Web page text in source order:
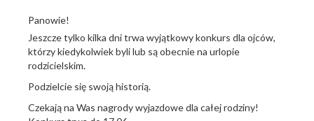
Panowie!
Jeszcze tylko kilka dni trwa wyjątkowy konkurs dla ojców,
którzy kiedykolwiek byli lub są obecnie na urlopie
rodzicielskim.
Podzielcie się swoją historią.
Czekają na Was nagrody wyjazdowe dla całej rodziny!